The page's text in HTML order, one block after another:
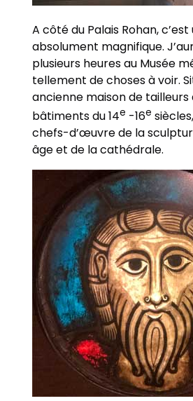
A côté du Palais Rohan,
absolument magnifique.
plusieurs heures au Musée
tellement de choses à voir.
ancienne maison de
bâtiments du 14e -16e
chefs-d’œuvre de la
âge et de la cathédrale.